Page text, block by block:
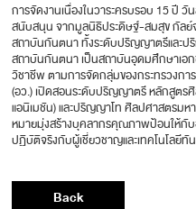
การจัดงานเนื่องในวาระครบรอบ 15 ปี
สนับสนุน จากมูลนิธิประดิษฐ์-สมสุข กัล
สถาบันกันตนา ทั้งระดับปริญญาตรีและ
สถาบันกันตนา เป็นสถาบันอุดมศึกษาเ
วิชาชีพ ตามการจัดกลุ่มของกระทรวงก
(อว.) เปิดสอนระดับปริญญาตรี หลักสูต
แอนิเมชัน) และปริญญาโท ศิลปศาสตรม
หมายมุ่งสร้างบุคลากรคุณภาพป้อนให้กับ
ปฏิบัติจริงกับผู้เชี่ยวชาญและเทคโนโลยี
Back